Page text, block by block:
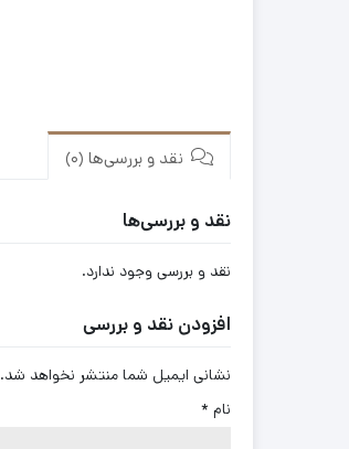
نقد و بررسی‌ها (0)
نقد و بررسی‌ها
نقد و بررسی وجود ندارد.
افزودن نقد و بررسی
نشانی ایمیل شما منتشر نخواهد شد.
نام *